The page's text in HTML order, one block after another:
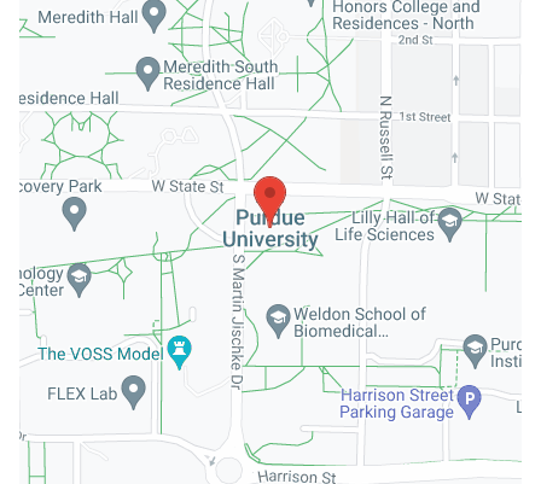
Externý obsah je blokovaný Voľbami súkromia
Prajete si načítať externý obsah?
Povoliť tentokrát
Povoliť a zapamätať - súhlas s druhom cookie:
Funkčné
Otvoriť obsah v novom okne